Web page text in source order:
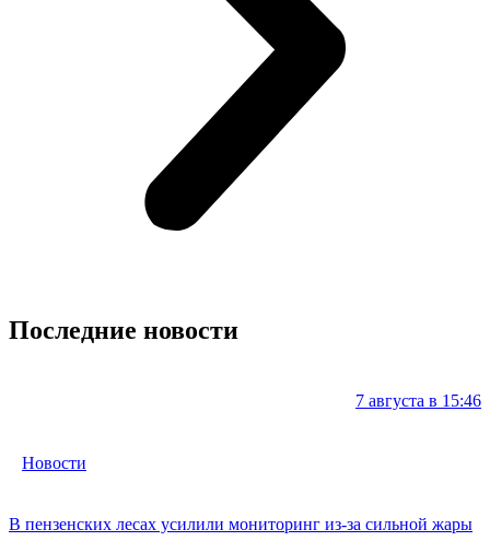
Последние новости
7 августа в 15:46
Новости
В пензенских лесах усилили мониторинг из-за сильной жары